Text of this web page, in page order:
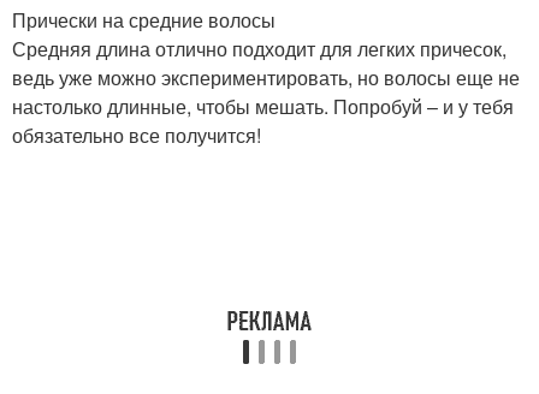
Прически на средние волосы
Средняя длина отлично подходит для легких причесок,
ведь уже можно экспериментировать, но волосы еще не
настолько длинные, чтобы мешать. Попробуй – и у тебя
обязательно все получится!